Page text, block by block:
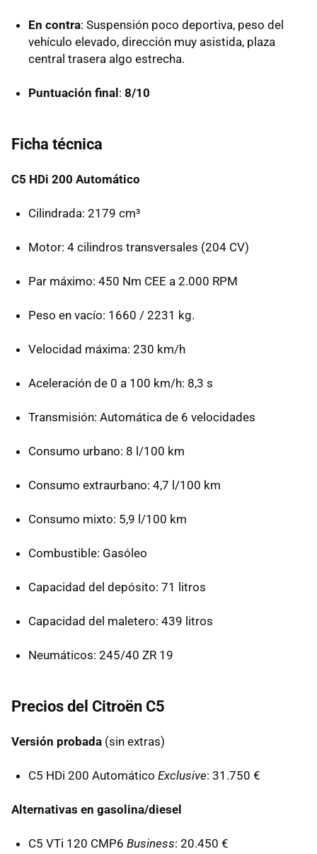
En contra: Suspensión poco deportiva, peso del
vehículo elevado, dirección muy asistida, plaza
central trasera algo estrecha.
Puntuación final: 8/10
Ficha técnica
C5 HDi 200 Automático
Cilindrada: 2179 cm³
Motor: 4 cilindros transversales (204 CV)
Par máximo: 450 Nm CEE a 2.000 RPM
Peso en vacío: 1660 / 2231 kg.
Velocidad máxima: 230 km/h
Aceleración de 0 a 100 km/h: 8,3 s
Transmisión: Automática de 6 velocidades
Consumo urbano: 8 l/100 km
Consumo extraurbano: 4,7 l/100 km
Consumo mixto: 5,9 l/100 km
Combustible: Gasóleo
Capacidad del depósito: 71 litros
Capacidad del maletero: 439 litros
Neumáticos: 245/40 ZR 19
Precios del Citroën C5
Versión probada (sin extras)
C5 HDi 200 Automático Exclusive: 31.750 €
Alternativas en gasolina/diesel
C5 VTi 120 CMP6 Business: 20.450 €